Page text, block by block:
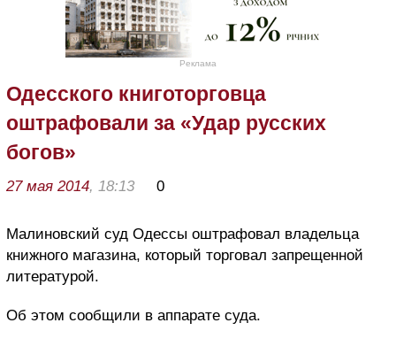
Реклама
Одесского книготорговца
оштрафовали за «Удар русских
богов»
27 мая 2014, 18:13 0
Малиновский суд Одессы оштрафовал владельца
книжного магазина, который торговал запрещенной
литературой.
Об этом сообщили в аппарате суда.